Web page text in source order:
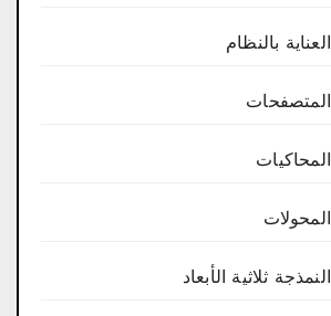
العناية بالنظام
المتصفحات
المحاكيات
المحولات
النمذجة ثلاثية الأبعاد